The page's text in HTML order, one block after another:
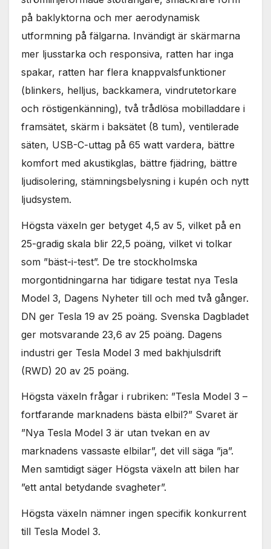
på baklyktorna och mer aerodynamisk
utformning på fälgarna. Invändigt är skärmarna
mer ljusstarka och responsiva, ratten har inga
spakar, ratten har flera knappvalsfunktioner
(blinkers, helljus, backkamera, vindrutetorkare
och röstigenkänning), två trådlösa mobilladdare i
framsätet, skärm i baksätet (8 tum), ventilerade
säten, USB-C-uttag på 65 watt vardera, bättre
komfort med akustikglas, bättre fjädring, bättre
ljudisolering, stämningsbelysning i kupén och nytt
ljudsystem.
Högsta växeln ger betyget 4,5 av 5, vilket på en
25-gradig skala blir 22,5 poäng, vilket vi tolkar
som ”bäst-i-test”. De tre stockholmska
morgontidningarna har tidigare testat nya Tesla
Model 3, Dagens Nyheter till och med två gånger.
DN ger Tesla 19 av 25 poäng. Svenska Dagbladet
ger motsvarande 23,6 av 25 poäng. Dagens
industri ger Tesla Model 3 med bakhjulsdrift
(RWD) 20 av 25 poäng.
Högsta växeln frågar i rubriken: ”Tesla Model 3 –
fortfarande marknadens bästa elbil?” Svaret är
”Nya Tesla Model 3 är utan tvekan en av
marknadens vassaste elbilar”, det vill säga ”ja”.
Men samtidigt säger Högsta växeln att bilen har
”ett antal betydande svagheter”.
Högsta växeln nämner ingen specifik konkurrent
till Tesla Model 3.